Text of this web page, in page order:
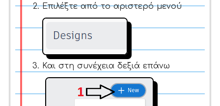
Επιλέξτε από το αριστερό μενού
Και στη συνέχεια δεξιά επάνω